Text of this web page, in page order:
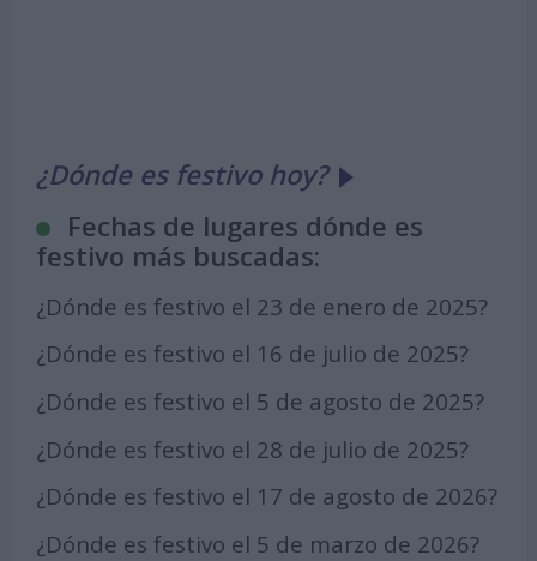
¿Dónde es festivo hoy?
Fechas de lugares dónde es
festivo más buscadas:
¿Dónde es festivo el 23 de enero de 2025?
¿Dónde es festivo el 16 de julio de 2025?
¿Dónde es festivo el 5 de agosto de 2025?
¿Dónde es festivo el 28 de julio de 2025?
¿Dónde es festivo el 17 de agosto de 2026?
¿Dónde es festivo el 5 de marzo de 2026?